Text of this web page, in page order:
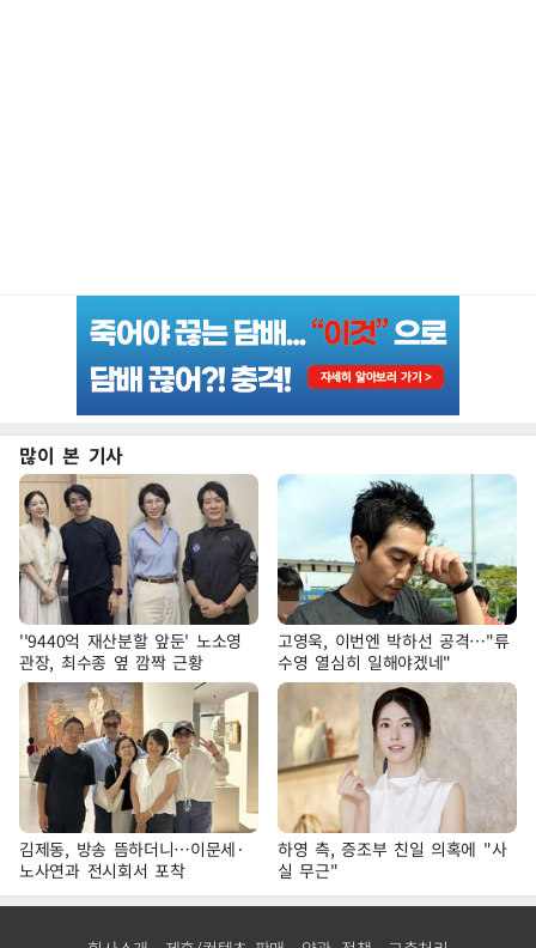
많이 본 기사
''9440억 재산분할 앞둔' 노소영
관장, 최수종 옆 깜짝 근황
고영욱, 이번엔 박하선 공격…"류
수영 열심히 일해야겠네"
김제동, 방송 뜸하더니…이문세·
노사연과 전시회서 포착
하영 측, 증조부 친일 의혹에 "사
실 무근"